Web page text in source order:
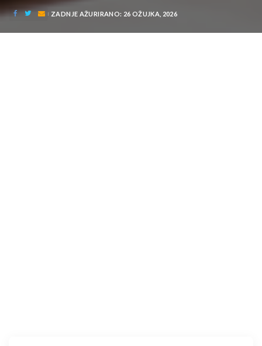
ZADNJE AŽURIRANO: 26 OŽUJKA, 2026